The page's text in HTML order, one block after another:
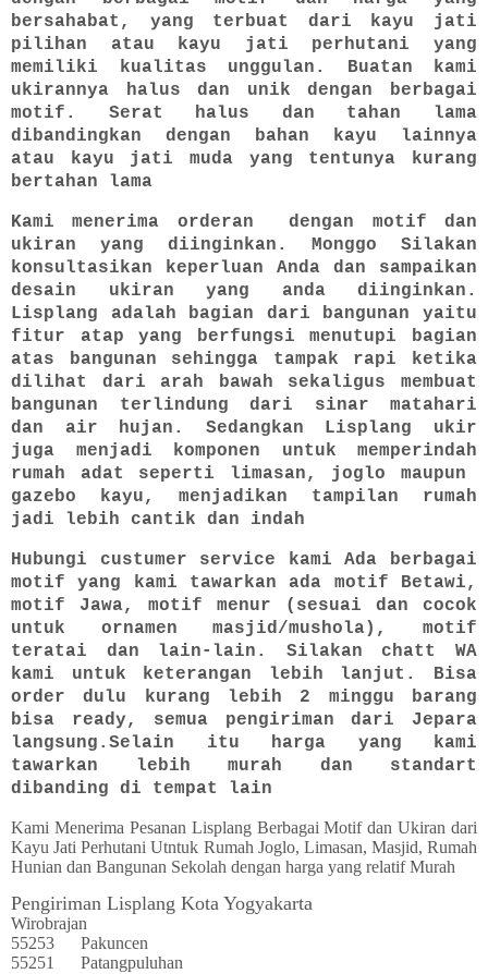
bersahabat, yang terbuat dari kayu jati
pilihan atau kayu jati perhutani yang
memiliki kualitas unggulan. Buatan kami
ukirannya halus dan unik dengan berbagai
motif. Serat halus dan tahan lama
dibandingkan dengan bahan kayu lainnya
atau kayu jati muda yang tentunya kurang
bertahan lama
Kami menerima orderan dengan motif dan
ukiran yang diinginkan. Monggo Silakan
konsultasikan keperluan Anda dan sampaikan
desain ukiran yang anda diinginkan.
Lisplang adalah bagian dari bangunan yaitu
fitur atap yang berfungsi menutupi bagian
atas bangunan sehingga tampak rapi ketika
dilihat dari arah bawah sekaligus membuat
bangunan terlindung dari sinar matahari
dan air hujan. Sedangkan Lisplang ukir
juga menjadi komponen untuk memperindah
rumah adat seperti limasan, joglo maupun
gazebo kayu, menjadikan tampilan rumah
jadi lebih cantik dan indah
Hubungi custumer service kami Ada berbagai
motif yang kami tawarkan ada motif Betawi,
motif Jawa, motif menur (sesuai dan cocok
untuk ornamen masjid/mushola), motif
teratai dan lain-lain. Silakan chatt WA
kami untuk keterangan lebih lanjut. Bisa
order dulu kurang lebih 2 minggu barang
bisa ready, semua pengiriman dari Jepara
langsung.Selain itu harga yang kami
tawarkan lebih murah dan standart
dibanding di tempat lain
Kami Menerima Pesanan Lisplang Berbagai Motif dan Ukiran dari
Kayu Jati Perhutani Utntuk Rumah Joglo, Limasan, Masjid, Rumah
Hunian dan Bangunan Sekolah dengan harga yang relatif Murah
Pengiriman Lisplang Kota Yogyakarta
Wirobrajan
55253
Pakuncen
55251
Patangpuluhan